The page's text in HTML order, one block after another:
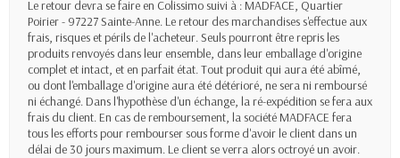
Le retour devra se faire en Colissimo suivi à : MADFACE, Quartier
Poirier - 97227 Sainte-Anne. Le retour des marchandises s'effectue aux
frais, risques et périls de l'acheteur. Seuls pourront être repris les
produits renvoyés dans leur ensemble, dans leur emballage d'origine
complet et intact, et en parfait état. Tout produit qui aura été abîmé,
ou dont l'emballage d'origine aura été détérioré, ne sera ni remboursé
ni échangé. Dans l'hypothèse d'un échange, la ré-expédition se fera aux
frais du client. En cas de remboursement, la société MADFACE fera
tous les efforts pour rembourser sous forme d'avoir le client dans un
délai de 30 jours maximum. Le client se verra alors octroyé un avoir.